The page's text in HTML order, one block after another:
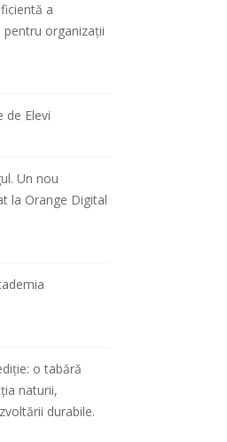
a
organizații
de Elevi
Un nou
la Orange Digital
o tabără
naturii,
durabile.